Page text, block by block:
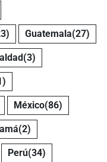
Guatemala(27)
(3)
México(86)
(2)
Perú(34)